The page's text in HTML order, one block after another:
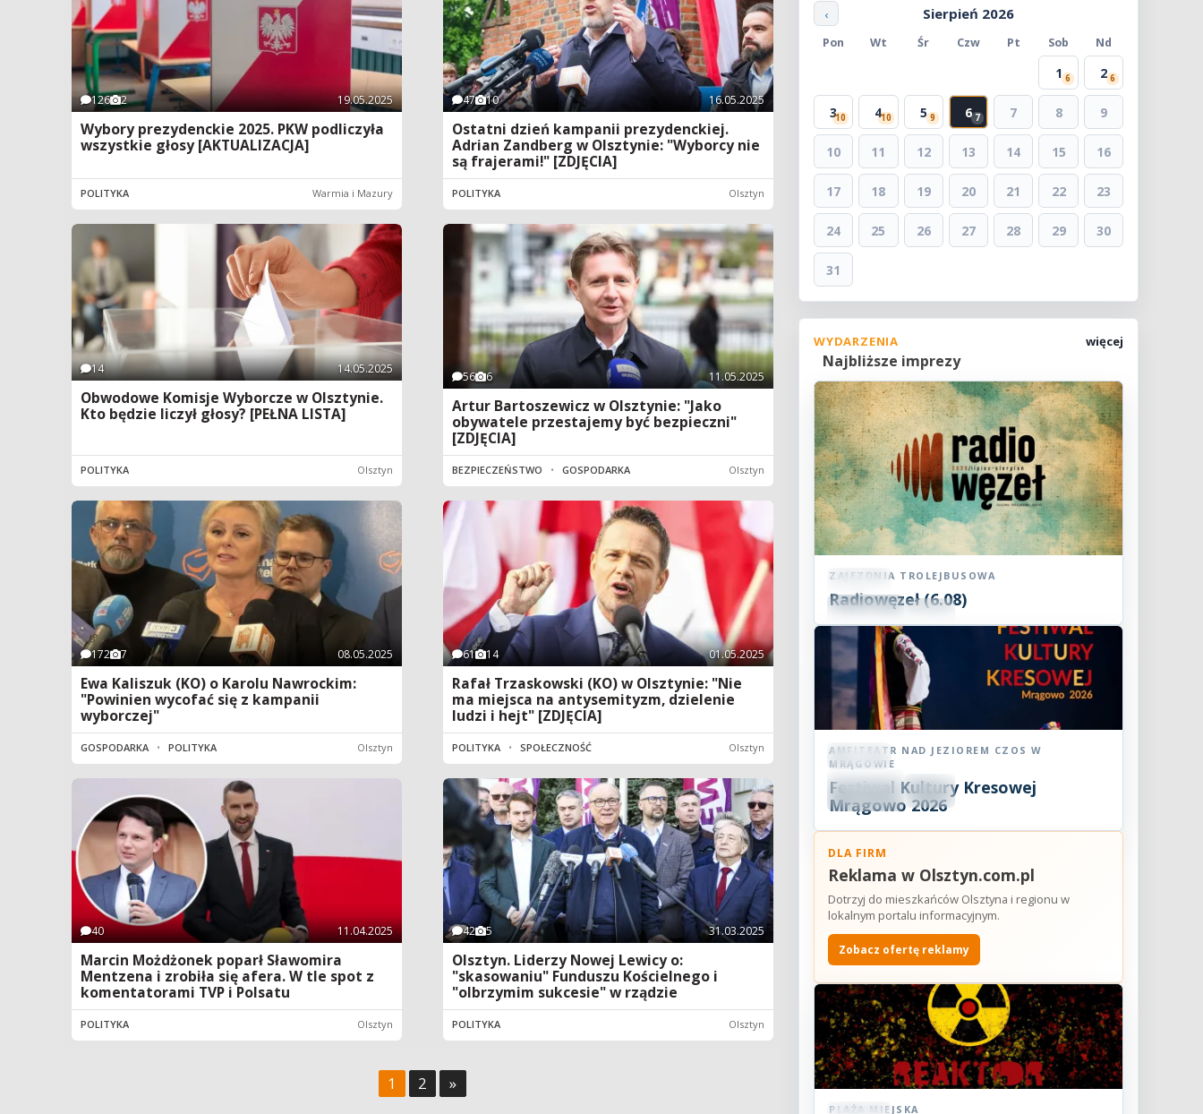
126 2 19.05.2025
Wybory prezydenckie 2025. PKW podliczyła
wszystkie głosy [AKTUALIZACJA]
POLITYKA Warmia i Mazury
47 10 16.05.2025
Ostatni dzień kampanii prezydenckiej.
Adrian Zandberg w Olsztynie: "Wyborcy nie
są frajerami!" [ZDJĘCIA]
POLITYKA Olsztyn
14 14.05.2025
Obwodowe Komisje Wyborcze w Olsztynie.
Kto będzie liczył głosy? [PEŁNA LISTA]
POLITYKA Olsztyn
56 6 11.05.2025
Artur Bartoszewicz w Olsztynie: "Jako
obywatele przestajemy być bezpieczni"
[ZDJĘCIA]
BEZPIECZEŃSTWO • GOSPODARKA Olsztyn
172 7 08.05.2025
Ewa Kaliszuk (KO) o Karolu Nawrockim:
"Powinien wycofać się z kampanii
wyborczej"
GOSPODARKA • POLITYKA Olsztyn
61 14 01.05.2025
Rafał Trzaskowski (KO) w Olsztynie: "Nie
ma miejsca na antysemityzm, dzielenie
ludzi i hejt" [ZDJĘCIA]
POLITYKA • SPOŁECZNOŚĆ Olsztyn
40 11.04.2025
Marcin Możdżonek poparł Sławomira
Mentzena i zrobiła się afera. W tle spot z
komentatorami TVP i Polsatu
POLITYKA Olsztyn
42 5 31.03.2025
Olsztyn. Liderzy Nowej Lewicy o:
"skasowaniu" Funduszu Kościelnego i
"olbrzymim sukcesie" w rządzie
POLITYKA Olsztyn
1 2 »
‹ Sierpień 2026
Pon Wt Śr Czw Pt Sob Nd
1 6 2 6
310 410 5 9 6 7 7 8 9
10 11 12 13 14 15 16
17 18 19 20 21 22 23
24 25 26 27 28 29 30
31
WYDARZENIA
Najbliższe imprezy
więcej
Koncert
06 SIE
2026
ZAJEZDNIA TROLEJBUSOWA
Radiowęzeł (6.08)
06 SIE 18:30
AMFITEATR NAD JEZIOREM CZOS W
MRĄGOWIE
Festiwal Kultury Kresowej
Mrągowo 2026
DLA FIRM
Reklama w Olsztyn.com.pl
Dotrzyj do mieszkańców Olsztyna i regionu w
lokalnym portalu informacyjnym.
Zobacz ofertę reklamy
PLAŻA MIEJSKA